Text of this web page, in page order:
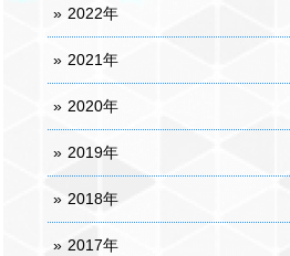
2022年
2021年
2020年
2019年
2018年
2017年